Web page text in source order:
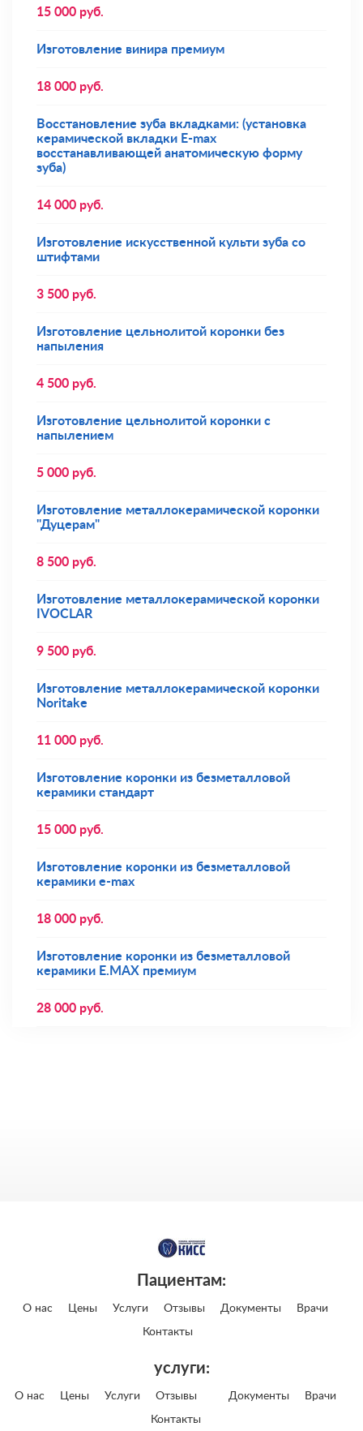
15 000 руб.
Изготовление винира премиум
18 000 руб.
Восстановление зуба вкладками: (установка
керамической вкладки E-max
восстанавливающей анатомическую форму
зуба)
14 000 руб.
Изготовление искусственной культи зуба со
штифтами
3 500 руб.
Изготовление цельнолитой коронки без
напыления
4 500 руб.
Изготовление цельнолитой коронки с
напылением
5 000 руб.
Изготовление металлокерамической коронки
"Дуцерам"
8 500 руб.
Изготовление металлокерамической коронки
IVOCLAR
9 500 руб.
Изготовление металлокерамической коронки
Noritake
11 000 руб.
Изготовление коронки из безметалловой
керамики стандарт
15 000 руб.
Изготовление коронки из безметалловой
керамики e-max
18 000 руб.
Изготовление коронки из безметалловой
керамики E.MAX премиум
28 000 руб.
Пациентам:
О нас Цены Услуги Отзывы Документы Врачи
Контакты
услуги:
О нас Цены Услуги Отзывы Документы Врачи
Контакты